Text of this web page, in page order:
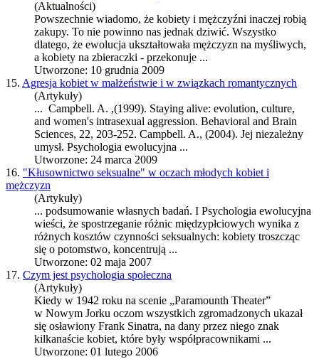
(Aktualności)
Powszechnie wiadomo, że kobiety i mężczyźni inaczej robią
zakupy. To nie powinno nas jednak dziwić. Wszystko
dlatego, że ewolucja ukształtowała mężczyzn na myśliwych,
a kobiety na zbieraczki - przekonuje ...
Utworzone: 10 grudnia 2009
15. Agresja kobiet w małżeństwie i w związkach romantycznych
(Artykuły)
... Campbell. A. ,(1999). Staying alive: evolution, culture,
and women's intrasexual aggression. Behavioral and Brain
Sciences, 22, 203-252. Campbell. A., (2004). Jej niezależny
umysł. Psychologia ewolucyjna ...
Utworzone: 24 marca 2009
16. "Kłusownictwo seksualne" w oczach młodych kobiet i
mężczyzn
(Artykuły)
... podsumowanie własnych badań. I Psychologia ewolucyjna
wieści, że spostrzeganie różnic międzypłciowych wynika z
różnych kosztów czynności seksualnych: kobiety troszcząc
się o potomstwo, koncentrują ...
Utworzone: 02 maja 2007
17. Czym jest psychologia społeczna
(Artykuły)
Kiedy w 1942 roku na scenie „Paramounth Theater”
w Nowym Jorku oczom wszystkich zgromadzonych ukazał
się osławiony Frank Sinatra, na dany przez niego znak
kilkanaście kobiet, które były współpracownikami ...
Utworzone: 01 lutego 2006